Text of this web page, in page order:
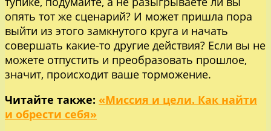
опять тот же сценарий? И может пришла пора
выйти из этого замкнутого круга и начать
совершать какие-то другие действия? Если вы не
можете отпустить и преобразовать прошлое,
значит, происходит ваше торможение.
Читайте также: «Миссия и цели. Как найти
и обрести себя»